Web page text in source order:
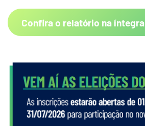
Confira o relatório na íntegra